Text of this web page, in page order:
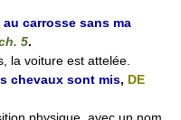
carrosse sans ma
5.
la voiture est attelée.
chevaux sont mis, DE